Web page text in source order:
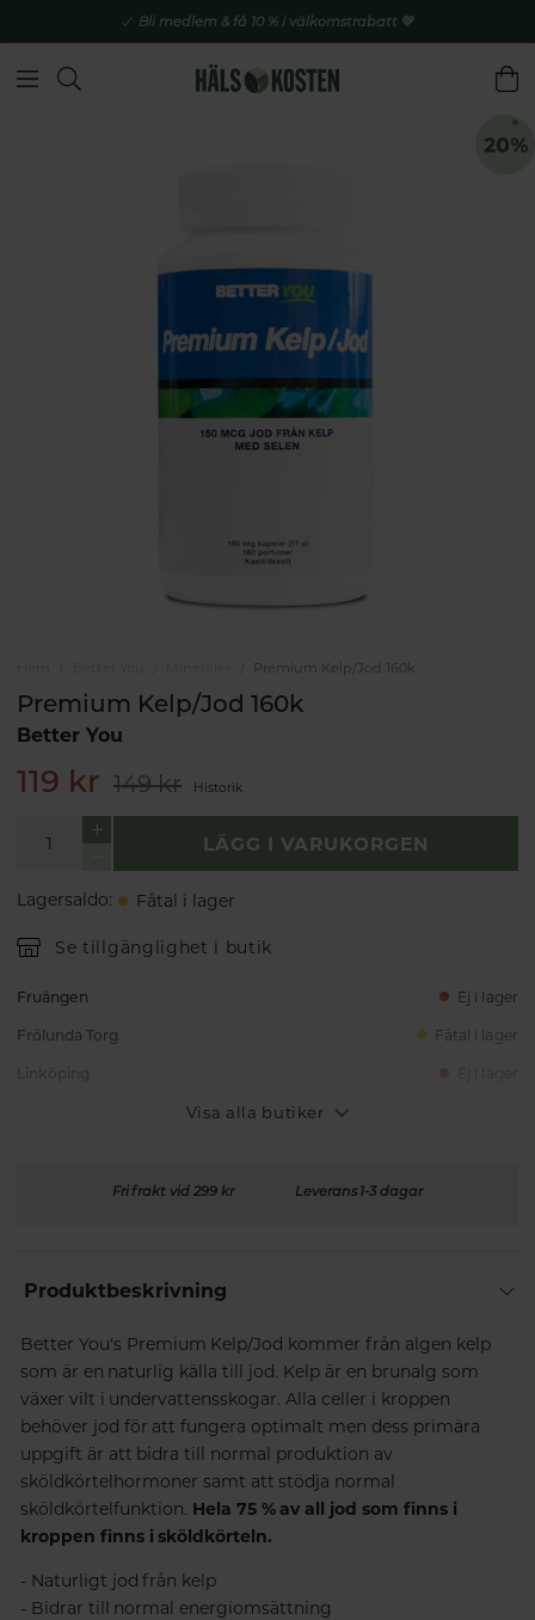
Bli medlem & få 10 % i välkomstrabatt 💚
Premium Kelp/Jod 160k
Premium Kelp/Jod 160k
Better You
119 kr 149 kr Historik
LÄGG I VARUKORGEN
Lagersaldo: Fåtal i lager
Se tillgänglighet i butik
Fruängen Ej i lager
Frölunda Torg Fåtal i lager
Visa alla butiker
Fri frakt vid 299 kr Leverans 1-3 dagar
Produktbeskrivning
Better You's Premium Kelp/Jod kommer från algen kelp
som är en naturlig källa till jod. Kelp är en brunalg som
växer vilt i undervattensskogar. Alla celler i kroppen
behöver jod för att fungera optimalt men dess primära
uppgift är att bidra till normal produktion av
sköldkörtelhormoner samt att stödja normal
sköldkörtelfunktion. Hela 75 % av all jod som finns i
kroppen finns i sköldkörteln.
- Naturligt jod från kelp
- Bidrar till normal energiomsättning